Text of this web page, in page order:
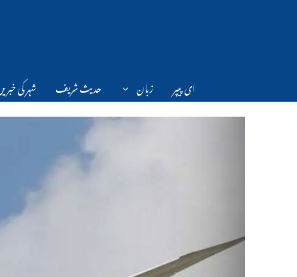
ای پیپر زبان حدیث شریف شہر کی